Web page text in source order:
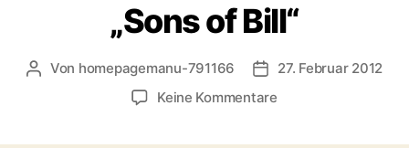
„Sons of Bill“
Beitragsautor
Von homepagemanu-791166
27. Februar 2012
Keine Kommentarezu